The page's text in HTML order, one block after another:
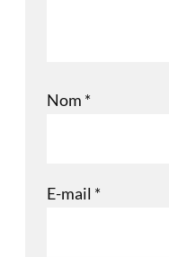
Nom *
E-mail *